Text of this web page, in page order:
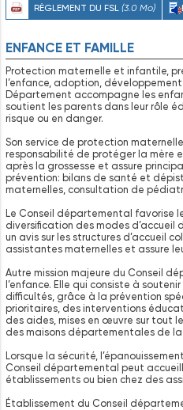
RÈGLEMENT DU FSL (3.0 Mo)
ENFANCE ET FAMILLE
Protection maternelle et infantile,
l’enfance, adoption,
Département accompagne les
soutient les parents dans leur rôle
risque ou en danger.
Son service de protection
responsabilité de protéger la mère
après la grossesse et assure
prévention: bilans de santé et
maternelles, consultation de
Le Conseil départemental favorise
diversification des modes d’accueil
un avis sur les structures d’accueil
assistantes maternelles et assure
Autre mission majeure du Conseil
l’enfance. Elle qui consiste à
difficultés, grâce à la prévention
prioritaires, des interventions
des aides, mises en œuvre sur tout
des maisons départementales de
Lorsque la sécurité,
Conseil départemental peut
établissements ou bien chez des
Établissement du Conseil